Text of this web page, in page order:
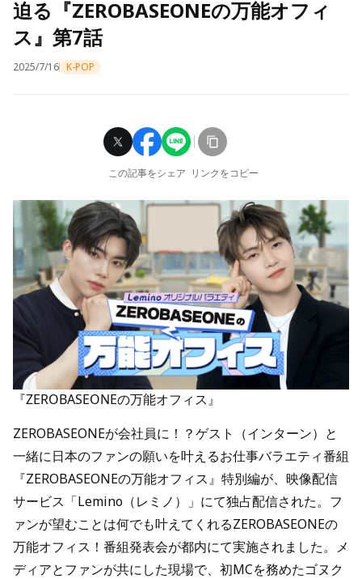
迫る『ZEROBASEONEの万能オフィ
ス』第7話
2025/7/16 K-POP
この記事をシェア リンクをコピー
『ZEROBASEONEの万能オフィス』
ZEROBASEONEが会社員に！？ゲスト（インターン）と
一緒に日本のファンの願いを叶えるお仕事バラエティ番組
『ZEROBASEONEの万能オフィス』特別編が、映像配信
サービス「Lemino（レミノ）」にて独占配信された。フ
ァンが望むことは何でも叶えてくれるZEROBASEONEの
万能オフィス！番組発表会が都内にて実施されました。メ
ディアとファンが共にした現場で、初MCを務めたゴヌク